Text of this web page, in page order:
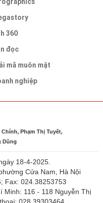
360
đọc
mã muôn mặt
nghiệp
Chính, Phạm Thị Tuyết,
Dũng
18-4-2025.
Cửa Nam, Hà Nội
Fax: 024.38253753
Minh: 116 - 118 Nguyễn Thị